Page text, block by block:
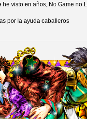
visto en años, No Game no
por la ayuda caballeros